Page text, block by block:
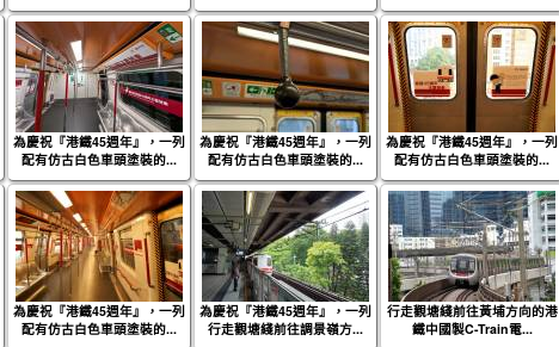
為慶祝『港鐵45週年』，一列
配有仿古白色車頭塗裝的...
為慶祝『港鐵45週年』，一列
配有仿古白色車頭塗裝的...
為慶祝『港鐵45週年』，一列
配有仿古白色車頭塗裝的...
為慶祝『港鐵45週年』，一列
配有仿古白色車頭塗裝的...
為慶祝『港鐵45週年』，一列
行走觀塘綫前往調景嶺方...
行走觀塘綫前往黃埔方向的港
鐵中國製C-Train電...